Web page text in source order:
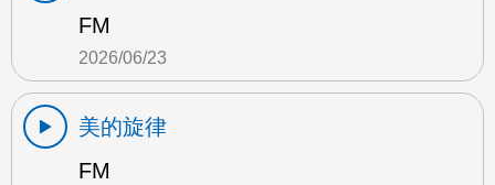
FM
2026/06/23
美的旋律
FM